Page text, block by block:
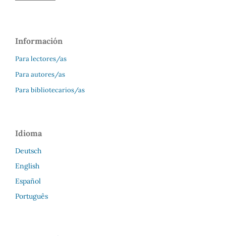
Información
Para lectores/as
Para autores/as
Para bibliotecarios/as
Idioma
Deutsch
English
Español
Português